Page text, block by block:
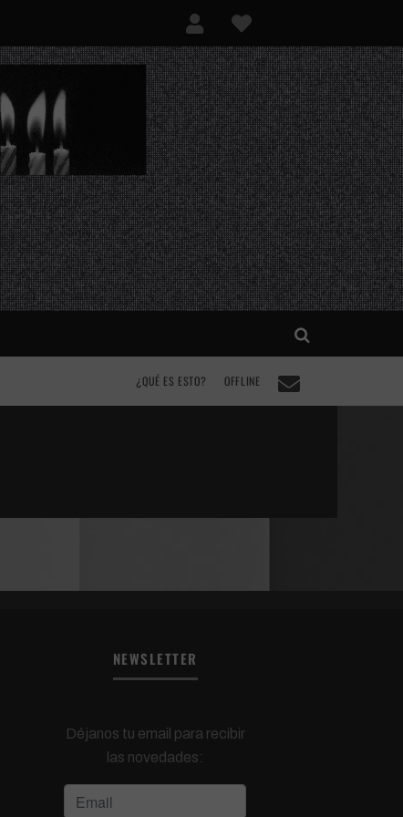
¿QUÉ ES ESTO? OFFLINE
NEWSLETTER
Déjanos tu email para recibir
las novedades: